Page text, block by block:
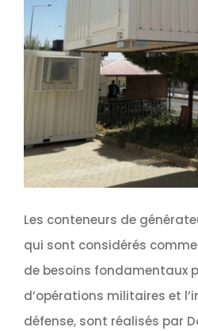
Les conteneurs de
qui sont considérés
de besoins fondamentaux
d’opérations militaires et
défense, sont réalisés par